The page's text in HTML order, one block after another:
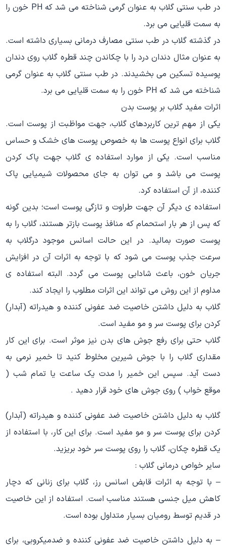
در طب سنتی گلاب به عنوان گرمی شناخته می شد که PH خون را
به سمت قلیایی می برد.
در گذشته گلاب در طب سنتی مصارف درمانی بسیاری داشته است.
به عنوان مثال دندان درد را با چکاندن چند قطره گلاب روی دندان
پوسیده تسکین می بخشیدند. در طب سنتی گلاب به عنوان گرمی
شناخته می شد که PH خون را به سمت قلیایی می برد.
اثرات مفید گلاب بر پوست بدن
یکی از مهم ترین کاربردهای گلاب، جهت مواظبت از پوست است.
گلاب برای انواع پوست ها به خصوص پوست های خشک و حساس
مناسب است. یکی از موارد استفاده ی گلاب جهت پاک کردن
پوست می باشد و می توان به جای محصولات شیمیایی پاک
کننده، از آن استفاده کرد.
استفاده ی دیگر آن جهت طراوت و تازگی پوست است؛ بدین گونه
که پس از هر بار استحمام که منافذ پوست بازتر هستند، گلاب را به
پوست صورت بمالید. در این حالت اسانس موجود درگلاب به
سرعت جذب پوست می شود که با توجه به اثرات آن در افزایش
جریان خون، باعث شادابی پوست می گردد. البته استفاده ی
مداوم از این روش می تواند این اثرات مطلوب را ایجاد کند.
گلاب به دلیل داشتن خاصیت ضد عفونی کننده و هیدراته (آبدار)
کردن برای پوست سر و مو مفید است.
گلاب حتی برای رفع جوش های بدن نیز موثر است. برای این کار
مقداری گلاب را با جوش شیرین مخلوط کنید تا خمیر نرمی به
دست آید. سپس این خمیر را مدت یک ساعت یا تمام شب (
موقع خواب ) روی جوش های خود قرار دهید .
گلاب به دلیل داشتن خاصیت ضد عفونی کننده و هیدراته (آبدار)
کردن برای پوست سر و مو مفید است. برای این کار، با استفاده از
یک قطره چکان، گلاب را روی پوست سر خود بریزید.
سایر خواص درمانی گلاب :
– با توجه به اثرات قابض اسانس رز، گلاب برای زنانی که دچار
کاهش میل جنسی هستند مناسب است. استفاده از این خاصیت
در قدیم توسط رومیان بسیار متداول بوده است.
– به دلیل داشتن خاصیت ضد عفونی کننده و ضدمیکروبی، برای